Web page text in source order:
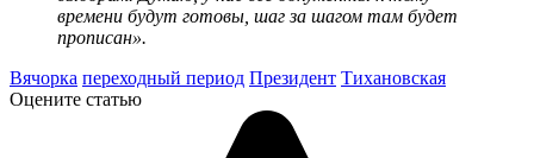
времени будут готовы, шаг за шагом там будет
прописан».
Вячорка переходный период Президент Тихановская
Оцените статью